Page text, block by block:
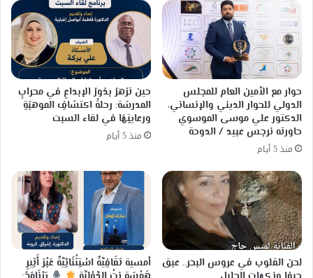
حوار مع الأمين العام للمجلس
الدولي للحوار الديني والإنساني،
الدكتور علي موسى الموسوي
حاورته نرجس عبيد / الدوحة
منذ 5 أيام
حين تزهرُ بذورُ الإبداعِ في محرابِ
المدرسَة: رحلةُ اكتشافِ الموهبَةِ
ورعايتِهَا في لقاء السبت
منذ 5 أيام
لحن القلوب في عروس البحر.. عبق
أمسية ثقَافِيَّةٌ اسْتِثْنَائِيَّةٌ عَبْرَ أَثِيرِ